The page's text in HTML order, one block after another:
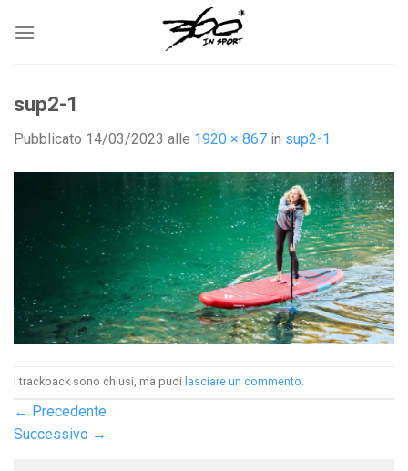
sup2-1
Pubblicato 14/03/2023 alle 1920 × 867 in sup2-1
I trackback sono chiusi, ma puoi lasciare un commento.
← Precedente
Successivo →